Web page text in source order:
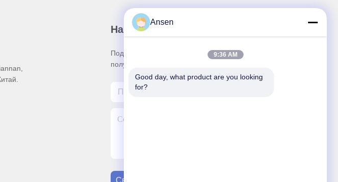
Наш бюллетень
Подпишитесь на нашу информационную рассылку для
получения скидок и прочего.
Свяжитесь С Нами
Ansen
9:36 AM
Good day, what product are you looking
for?